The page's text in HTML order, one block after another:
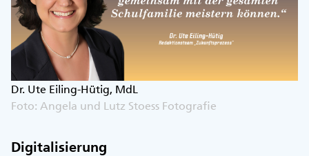
Dr. Ute Eiling-Hütig, MdL
Foto: Angela und Lutz Stoess Fotografie
Digitalisierung